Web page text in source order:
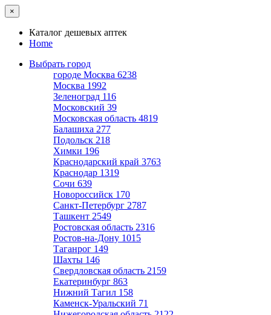
×
Каталог дешевых аптек
Home
Выбрать город
городе Москва 6238
Москва 1992
Зеленоград 116
Московский 39
Московская область 4819
Балашиха 277
Подольск 218
Химки 196
Краснодарский край 3763
Краснодар 1319
Сочи 639
Новороссийск 170
Санкт-Петербург 2787
Ташкент 2549
Ростовская область 2316
Ростов-на-Дону 1015
Таганрог 149
Шахты 146
Свердловская область 2159
Екатеринбург 863
Нижний Тагил 158
Каменск-Уральский 71